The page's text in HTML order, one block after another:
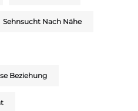
Sehnsucht Nach Nähe
Beziehung